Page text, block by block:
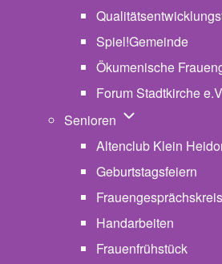
Spiel!Gemeinde
Ökumenische
Forum Stadtkirche
Senioren Unternavigation
Altenclub Klein
Geburtstagsfeiern
Frauengesprächskreis
Handarbeiten
Frauenfrühstück